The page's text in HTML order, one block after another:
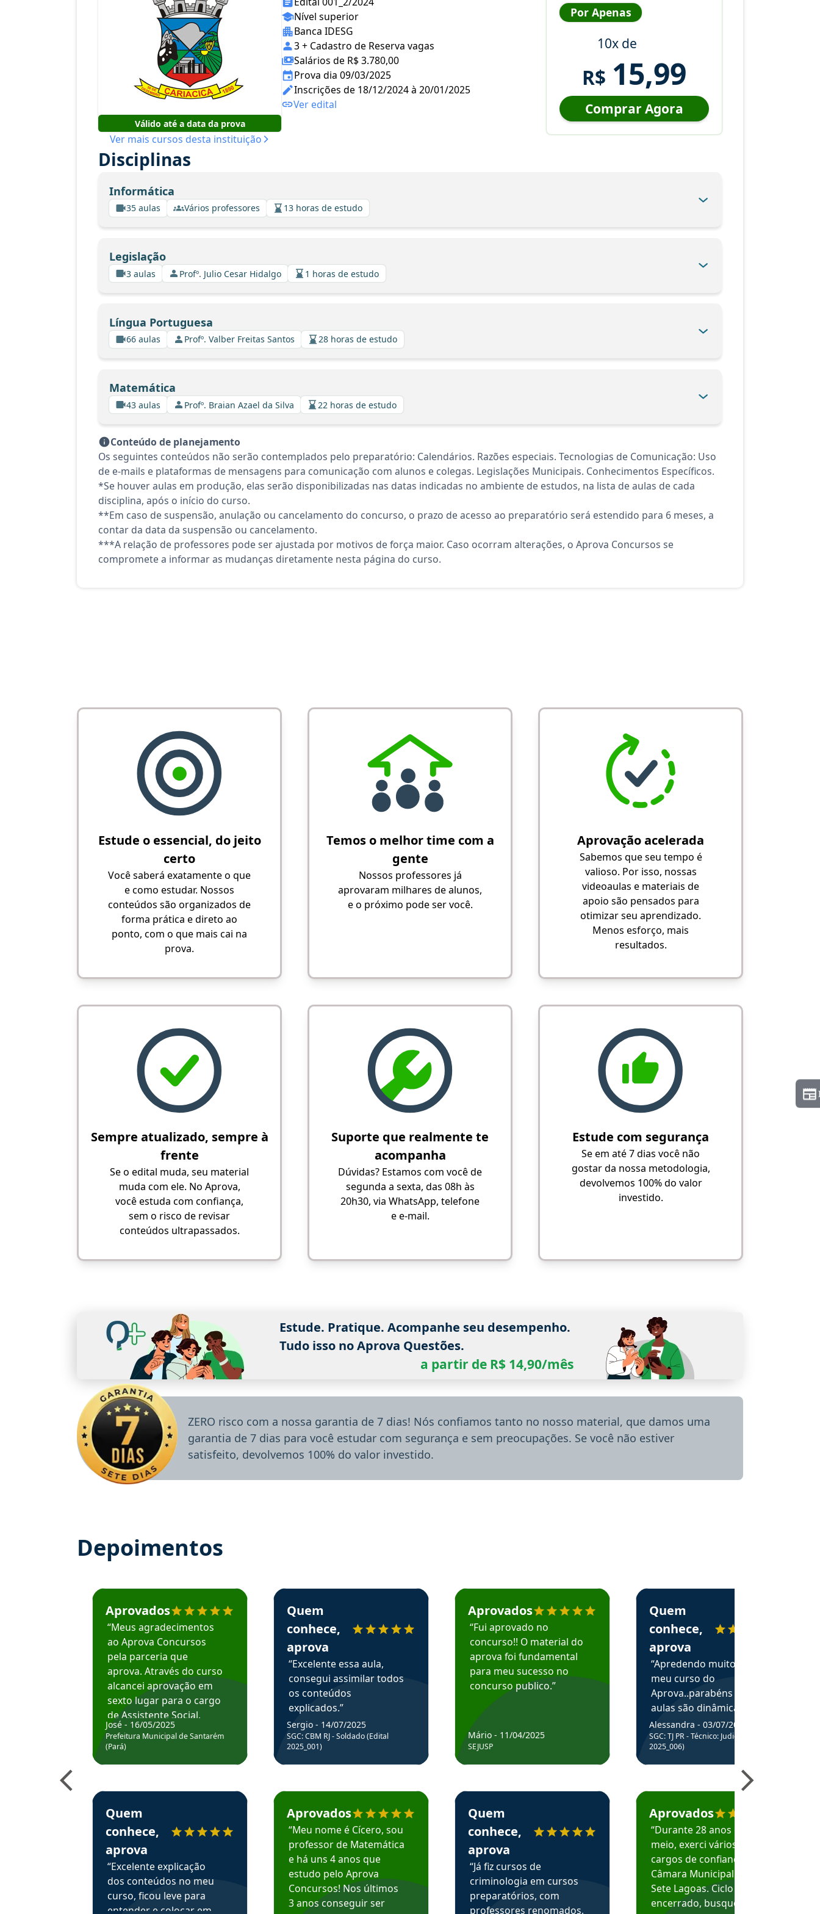
Válido até a data da prova
Ver mais cursos desta instituição
Nível superior
Banca IDESG
3 + Cadastro de Reserva vagas
Salários de R$ 3.780,00
Prova dia 09/03/2025
Inscrições de 18/12/2024 à 20/01/2025
Ver edital
Por Apenas
10x de
R$ 15,99
Comprar Agora
Disciplinas
Informática
35 aulas Vários professores 13 horas de estudo
Legislação
3 aulas Profº. Julio Cesar Hidalgo 1 horas de estudo
Língua Portuguesa
66 aulas Profº. Valber Freitas Santos 28 horas de estudo
Matemática
43 aulas Profº. Braian Azael da Silva 22 horas de estudo
Conteúdo de planejamento
Os seguintes conteúdos não serão contemplados pelo preparatório: Calendários. Razões especiais. Tecnologias de Comunicação: Uso
de e-mails e plataformas de mensagens para comunicação com alunos e colegas. Legislações Municipais. Conhecimentos Específicos.
*Se houver aulas em produção, elas serão disponibilizadas nas datas indicadas no ambiente de estudos, na lista de aulas de cada
disciplina, após o início do curso.
**Em caso de suspensão, anulação ou cancelamento do concurso, o prazo de acesso ao preparatório será estendido para 6 meses, a
contar da data da suspensão ou cancelamento.
***A relação de professores pode ser ajustada por motivos de força maior. Caso ocorram alterações, o Aprova Concursos se
compromete a informar as mudanças diretamente nesta página do curso.
Estude o essencial, do jeito
certo
Você saberá exatamente o que
e como estudar. Nossos
conteúdos são organizados de
forma prática e direto ao
ponto, com o que mais cai na
prova.
Temos o melhor time com a
gente
Nossos professores já
aprovaram milhares de alunos,
e o próximo pode ser você.
Aprovação acelerada
Sabemos que seu tempo é
valioso. Por isso, nossas
videoaulas e materiais de
apoio são pensados para
otimizar seu aprendizado.
Menos esforço, mais
resultados.
Sempre atualizado, sempre à
frente
Se o edital muda, seu material
muda com ele. No Aprova,
você estuda com confiança,
sem o risco de revisar
conteúdos ultrapassados.
Suporte que realmente te
acompanha
Dúvidas? Estamos com você de
segunda a sexta, das 08h às
20h30, via WhatsApp, telefone
e e-mail.
Estude com segurança
Se em até 7 dias você não
gostar da nossa metodologia,
devolvemos 100% do valor
investido.
Estude. Pratique. Acompanhe seu desempenho.
Tudo isso no Aprova Questões.
a partir de R$ 14,90/mês
ZERO risco com a nossa garantia de 7 dias! Nós confiamos tanto no nosso material, que damos uma
garantia de 7 dias para você estudar com segurança e sem preocupações. Se você não estiver
satisfeito, devolvemos 100% do valor investido.
Depoimentos
Estudante José recomenda o Aprova Concursos em depoimento
Aprovados
“Meus agradecimentos
ao Aprova Concursos
pela parceria que
aprova. Através do curso
alcancei aprovação em
sexto lugar para o cargo
de Assistente Social.
Hoje estou atuando na
Prefeitura de Santarém.
José - 16/05/2025
Prefeitura Municipal de Santarém
(Pará)
Estudante Elais recomenda o Aprova Concursos em depoimento
Quem
conhece,
aprova
“Excelente explicação
dos conteúdos no meu
curso, ficou leve para
entender e colocar em
Estudante Sergio recomenda o Aprova Concursos em depoimento
Quem
conhece,
aprova
“Excelente essa aula,
consegui assimilar todos
os conteúdos
explicados.”
Sergio - 14/07/2025
SGC: CBM RJ - Soldado (Edital
2025_001)
Estudante Cicero recomenda o Aprova Concursos em depoimento
Aprovados
“Meu nome é Cícero, sou
professor de Matemática
e há uns 4 anos que
estudo pelo Aprova
Concursos! Nos últimos
3 anos conseguir ser
Estudante Mário recomenda o Aprova Concursos em depoimento
Aprovados
“Fui aprovado no
concurso!! O material do
aprova foi fundamental
para meu sucesso no
concurso publico.”
Mário - 11/04/2025
SEJUSP
Estudante Henrique recomenda o Aprova Concursos em depoimento
Quem
conhece,
aprova
“Já fiz cursos de
criminologia em cursos
preparatórios, com
professores renomados,
Estudante Alessandra recomenda o Aprova
Quem
conhece,
aprova
“Apredendo muito no
meu curso do
Aprova..parabéns pelas
aulas são dinâmicas e
me ajudam a entender
melhor os assuntos.”
Alessandra - 03/07/2025
SGC: TJ PR - Técnico: Judiciário (Edital
2025_006)
Estudante Caio recomenda o Aprova
Aprovados
“Durante 28 anos e
meio, exerci vários
cargos de confiança na
Câmara Municipal de
Sete Lagoas. Ciclo
encerrado, busquei